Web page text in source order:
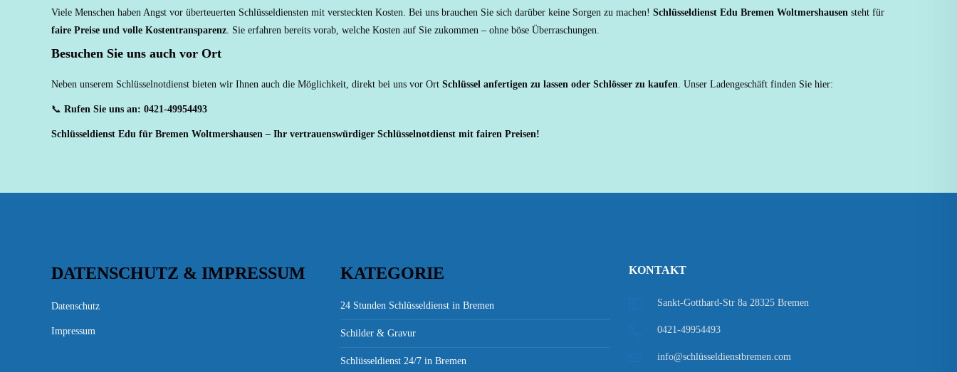
Viele Menschen haben Angst vor überteuerten Schlüsseldiensten mit versteckten Kosten. Bei uns brauchen Sie sich darüber keine Sorgen zu machen! Schlüsseldienst Edu Bremen Woltmershausen steht für
faire Preise und volle Kostentransparenz. Sie erfahren bereits vorab, welche Kosten auf Sie zukommen – ohne böse Überraschungen.
Besuchen Sie uns auch vor Ort
Neben unserem Schlüsselnotdienst bieten wir Ihnen auch die Möglichkeit, direkt bei uns vor Ort Schlüssel anfertigen zu lassen oder Schlösser zu kaufen. Unser Ladengeschäft finden Sie hier:
📞 Rufen Sie uns an: 0421-49954493
Schlüsseldienst Edu für Bremen Woltmershausen – Ihr vertrauenswürdiger Schlüsselnotdienst mit fairen Preisen!
DATENSCHUTZ & IMPRESSUM
Datenschutz
Impressum
KATEGORIE
24 Stunden Schlüsseldienst in Bremen
Schilder & Gravur
Schlüsseldienst 24/7 in Bremen
KONTAKT
Sankt-Gotthard-Str 8a 28325 Bremen
0421-49954493
info@schlüsseldienstbremen.com